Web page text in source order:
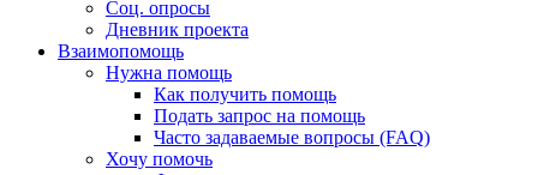
Соц. опросы
Дневник проекта
Взаимопомощь
Нужна помощь
Как получить помощь
Подать запрос на помощь
Часто задаваемые вопросы (FAQ)
Хочу помочь